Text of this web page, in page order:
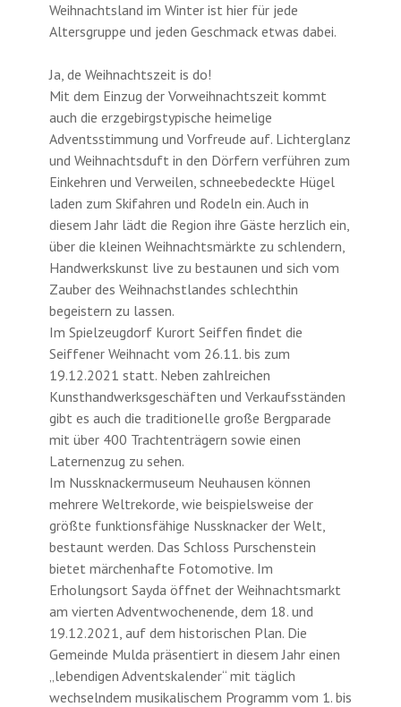
Weihnachtsland im Winter ist hier für jede
Altersgruppe und jeden Geschmack etwas dabei.
Ja, de Weihnachtszeit is do!
Mit dem Einzug der Vorweihnachtszeit kommt
auch die erzgebirgstypische heimelige
Adventsstimmung und Vorfreude auf. Lichterglanz
und Weihnachtsduft in den Dörfern verführen zum
Einkehren und Verweilen, schneebedeckte Hügel
laden zum Skifahren und Rodeln ein. Auch in
diesem Jahr lädt die Region ihre Gäste herzlich ein,
über die kleinen Weihnachtsmärkte zu schlendern,
Handwerkskunst live zu bestaunen und sich vom
Zauber des Weihnachstlandes schlechthin
begeistern zu lassen.
Im Spielzeugdorf Kurort Seiffen findet die
Seiffener Weihnacht vom 26.11. bis zum
19.12.2021 statt. Neben zahlreichen
Kunsthandwerksgeschäften und Verkaufsständen
gibt es auch die traditionelle große Bergparade
mit über 400 Trachtenträgern sowie einen
Laternenzug zu sehen.
Im Nussknackermuseum Neuhausen können
mehrere Weltrekorde, wie beispielsweise der
größte funktionsfähige Nussknacker der Welt,
bestaunt werden. Das Schloss Purschenstein
bietet märchenhafte Fotomotive. Im
Erholungsort Sayda öffnet der Weihnachtsmarkt
am vierten Adventwochenende, dem 18. und
19.12.2021, auf dem historischen Plan. Die
Gemeinde Mulda präsentiert in diesem Jahr einen
„lebendigen Adventskalender“ mit täglich
wechselndem musikalischem Programm vom 1. bis